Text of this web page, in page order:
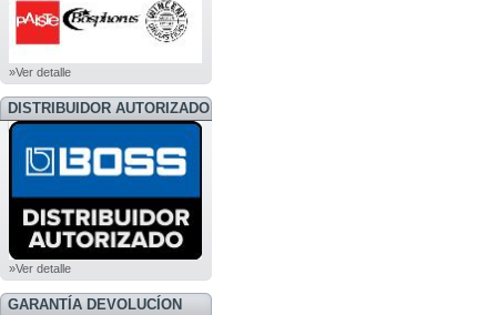
»Ver detalle
DISTRIBUIDOR AUTORIZADO
BOSS
»Ver detalle
GARANTÍA DEVOLUCÍON